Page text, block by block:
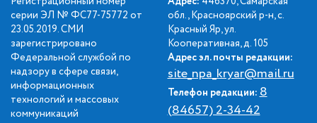
серии ЭЛ № ФС77-75772 от
23.05.2019. СМИ
зарегистрировано
Федеральной службой по
надзору в сфере связи,
информационных
технологий и массовых
коммуникаций
обл., Красноярский р-н, с.
Красный Яр, ул.
Кооперативная, д. 105
Адрес эл. почты редакции:
site_npa_kryar@mail.ru
Телефон редакции:8
(84657) 2-34-42